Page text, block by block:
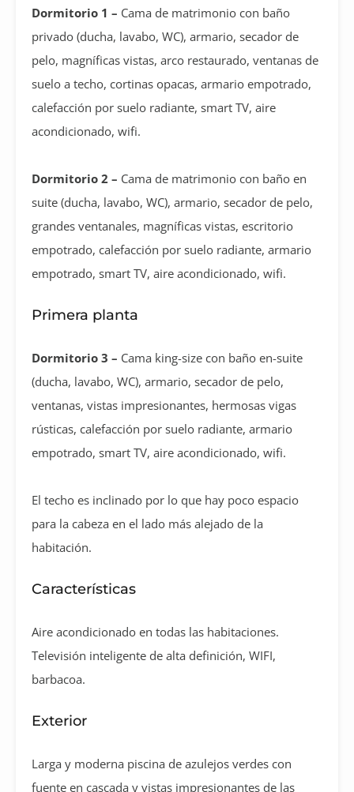
Dormitorio 1 – Cama de matrimonio con baño
privado (ducha, lavabo, WC), armario, secador de
pelo, magníficas vistas, arco restaurado, ventanas de
suelo a techo, cortinas opacas, armario empotrado,
calefacción por suelo radiante, smart TV, aire
acondicionado, wifi.
Dormitorio 2 – Cama de matrimonio con baño en
suite (ducha, lavabo, WC), armario, secador de pelo,
grandes ventanales, magníficas vistas, escritorio
empotrado, calefacción por suelo radiante, armario
empotrado, smart TV, aire acondicionado, wifi.
Primera planta
Dormitorio 3 – Cama king-size con baño en-suite
(ducha, lavabo, WC), armario, secador de pelo,
ventanas, vistas impresionantes, hermosas vigas
rústicas, calefacción por suelo radiante, armario
empotrado, smart TV, aire acondicionado, wifi.
El techo es inclinado por lo que hay poco espacio
para la cabeza en el lado más alejado de la
habitación.
Características
Aire acondicionado en todas las habitaciones.
Televisión inteligente de alta definición, WIFI,
barbacoa.
Exterior
Larga y moderna piscina de azulejos verdes con
fuente en cascada y vistas impresionantes de las